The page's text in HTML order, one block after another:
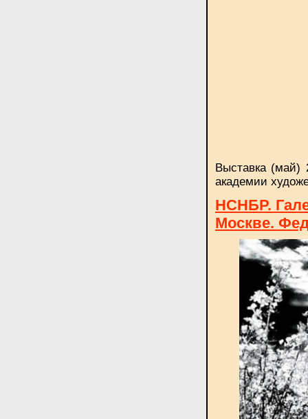
Выставка (май)
академии
НСНБР.
Москве.